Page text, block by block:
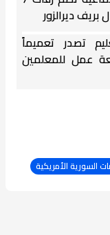
ديرالزور
تصدر تعميماً
عمل للمعلمين
السورية الأمريكية